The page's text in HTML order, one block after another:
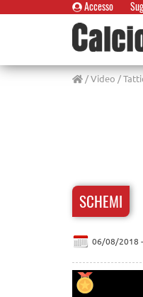
Accesso
/Video /
SCHEMI
06/08/2018 -